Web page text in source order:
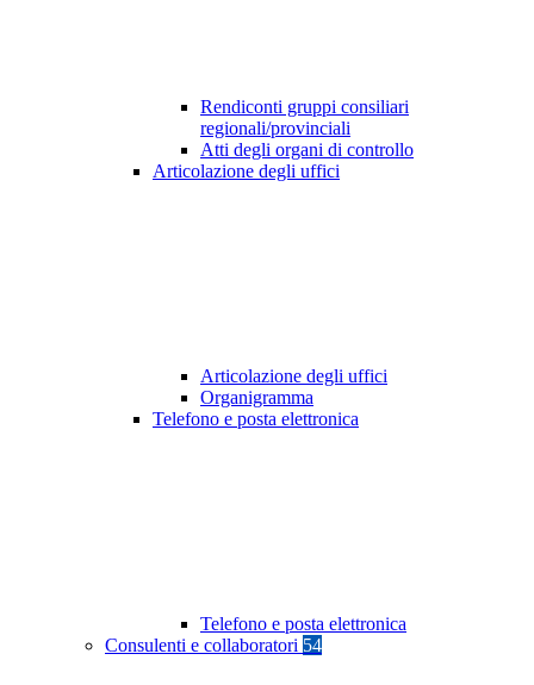
Rendiconti gruppi consiliari
regionali/provinciali
Atti degli organi di controllo
Articolazione degli uffici
Articolazione degli uffici
Organigramma
Telefono e posta elettronica
Telefono e posta elettronica
Consulenti e collaboratori 54